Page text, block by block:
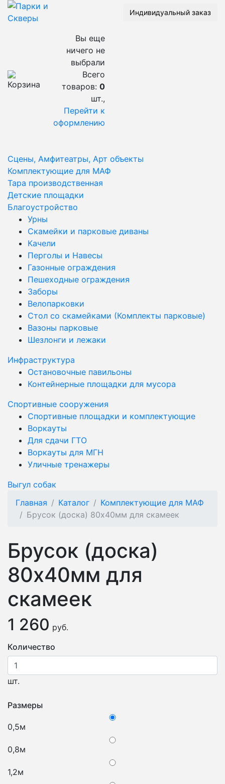
Индивидуальный заказ
Вы еще
ничего не
выбрали
Всего
товаров: 0
шт.,
Перейти к
оформлению
Сцены, Амфитеатры, Арт объекты
Комплектующие для МАФ
Тара производственная
Детские площадки
Благоустройство
Урны
Скамейки и парковые диваны
Качели
Перголы и Навесы
Газонные ограждения
Пешеходные ограждения
Заборы
Велопарковки
Стол со скамейками (Комплекты парковые)
Вазоны парковые
Шезлонги и лежаки
Инфраструктура
Остановочные павильоны
Контейнерные площадки для мусора
Спортивные сооружения
Спортивные площадки и комплектующие
Воркауты
Для сдачи ГТО
Воркауты для МГН
Уличные тренажеры
Выгул собак
Главная
Каталог
Комплектующие для МАФ
Брусок (доска) 80х40мм для скамеек
Брусок (доска)
80х40мм для
скамеек
1 260 руб.
Количество
шт.
Размеры
0,5м
0,8м
1,2м